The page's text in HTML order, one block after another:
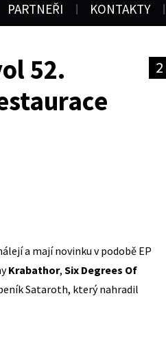
PARTNEŘI KONTAKTY
2
52.
a mají novinku v podobě EP
Krabathor, Six Degrees Of
Sataroth, který nahradil